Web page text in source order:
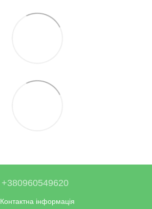
+380960549620
Контактна інформація